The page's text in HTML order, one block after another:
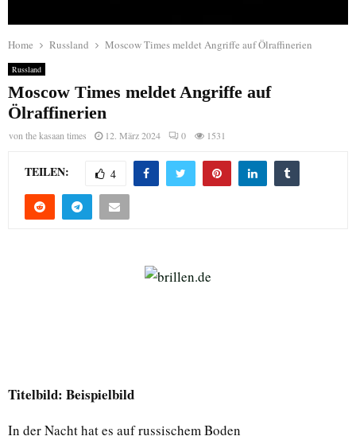
Home Russland Moscow Times meldet Angriffe auf Ölraffinerien
Russland
Moscow Times meldet Angriffe auf
Ölraffinerien
vonthe kasaan times 12. März 2024 0 1531
TEILEN: 4
Titelbild: Beispielbild
In der Nacht hat es auf russischem Boden